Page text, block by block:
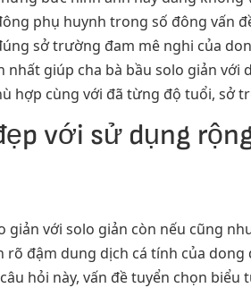
phụ huynh trong số đông vấn
sở trường đam mê nghi của
giúp cha bà bầu solo giản
hợp cùng với đã từng độ tuổi, sở
với sử dụng
với solo giản còn nếu cũng
đậm dung dịch cá tính của
hỏi này, vấn đề tuyển chọn